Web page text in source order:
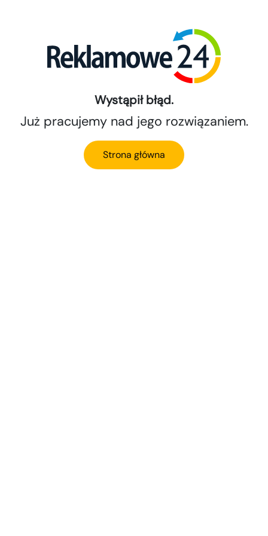
Wystąpił błąd.
Już pracujemy nad jego rozwiązaniem.
Strona główna